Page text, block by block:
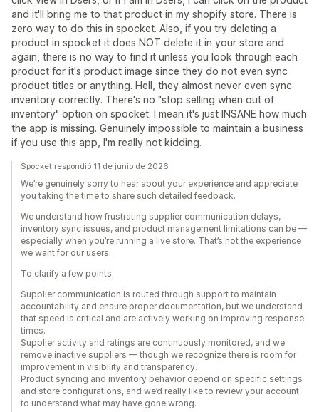
and it'll bring me to that product in my shopify store. There is
zero way to do this in spocket. Also, if you try deleting a
product in spocket it does NOT delete it in your store and
again, there is no way to find it unless you look through each
product for it's product image since they do not even sync
product titles or anything. Hell, they almost never even sync
inventory correctly. There's no "stop selling when out of
inventory" option on spocket. I mean it's just INSANE how much
the app is missing. Genuinely impossible to maintain a business
if you use this app, I'm really not kidding.
Spocket respondió 11 de junio de 2026
We’re genuinely sorry to hear about your experience and appreciate
you taking the time to share such detailed feedback.
We understand how frustrating supplier communication delays,
inventory sync issues, and product management limitations can be —
especially when you’re running a live store. That’s not the experience
we want for our users.
To clarify a few points:
Supplier communication is routed through support to maintain
accountability and ensure proper documentation, but we understand
that speed is critical and are actively working on improving response
times.
Supplier activity and ratings are continuously monitored, and we
remove inactive suppliers — though we recognize there is room for
improvement in visibility and transparency.
Product syncing and inventory behavior depend on specific settings
and store configurations, and we’d really like to review your account
to understand what may have gone wrong.